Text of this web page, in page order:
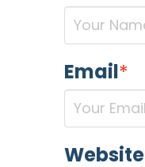
Email*
Website